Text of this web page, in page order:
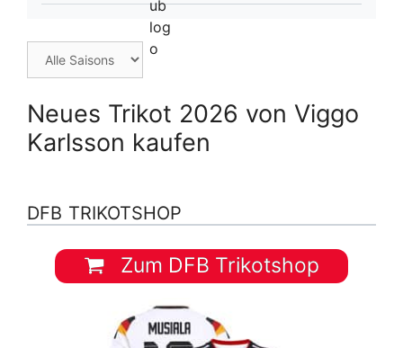
Neues Trikot 2026 von Viggo
Karlsson kaufen
DFB TRIKOTSHOP
Zum DFB Trikotshop